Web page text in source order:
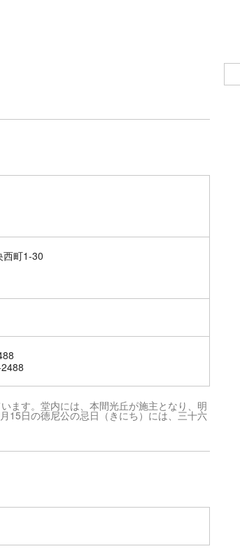
西町1-30
ます。堂内には、本間光丘が施主となり、明
15日の徳尼公の忌日（きにち）には、三十六